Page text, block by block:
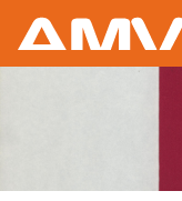
Overslaan
naar